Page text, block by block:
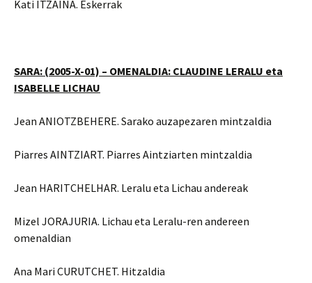
Kati ITZAINA. Eskerrak
SARA: (2005-X-01) – OMENALDIA: CLAUDINE LERALU eta
ISABELLE LICHAU
Jean ANIOTZBEHERE. Sarako auzapezaren mintzaldia
Piarres AINTZIART. Piarres Aintziarten mintzaldia
Jean HARITCHELHAR. Leralu eta Lichau andereak
Mizel JORAJURIA. Lichau eta Leralu-ren andereen
omenaldian
Ana Mari CURUTCHET. Hitzaldia